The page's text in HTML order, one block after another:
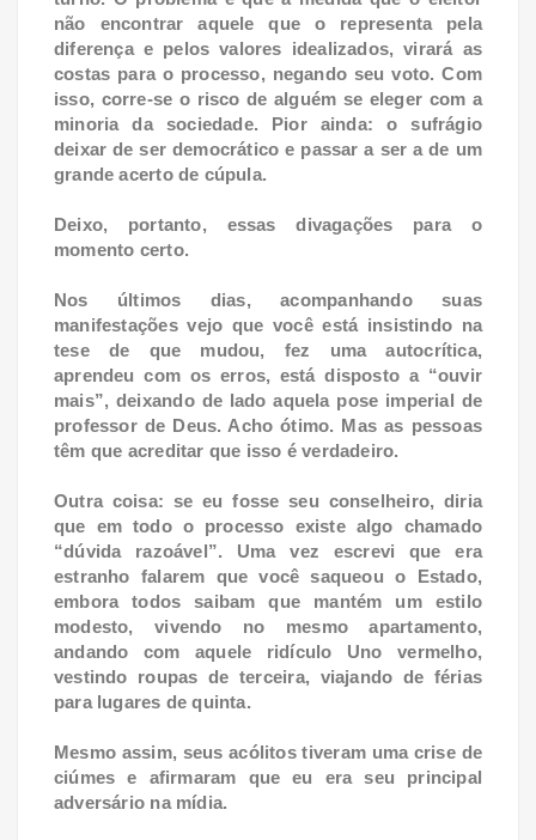
não encontrar aquele que o representa pela
diferença e pelos valores idealizados, virará as
costas para o processo, negando seu voto. Com
isso, corre-se o risco de alguém se eleger com a
minoria da sociedade. Pior ainda: o sufrágio
deixar de ser democrático e passar a ser a de um
grande acerto de cúpula.
Deixo, portanto, essas divagações para o
momento certo.
Nos últimos dias, acompanhando suas
manifestações vejo que você está insistindo na
tese de que mudou, fez uma autocrítica,
aprendeu com os erros, está disposto a “ouvir
mais”, deixando de lado aquela pose imperial de
professor de Deus. Acho ótimo. Mas as pessoas
têm que acreditar que isso é verdadeiro.
Outra coisa: se eu fosse seu conselheiro, diria
que em todo o processo existe algo chamado
“dúvida razoável”. Uma vez escrevi que era
estranho falarem que você saqueou o Estado,
embora todos saibam que mantém um estilo
modesto, vivendo no mesmo apartamento,
andando com aquele ridículo Uno vermelho,
vestindo roupas de terceira, viajando de férias
para lugares de quinta.
Mesmo assim, seus acólitos tiveram uma crise de
ciúmes e afirmaram que eu era seu principal
adversário na mídia.